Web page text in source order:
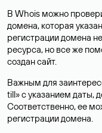
В Whois можно
домена, которая
регистрации домена
ресурса, но все же
создан сайт.
Важным для
till» с указанием даты,
Соответственно, ее
регистрации домена.